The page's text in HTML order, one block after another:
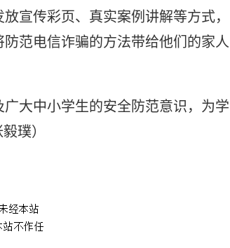
宣传彩页、真实案例讲解等方式，
范电信诈骗的方法带给他们的家人
大中小学生的安全防范意识，为学
璞）